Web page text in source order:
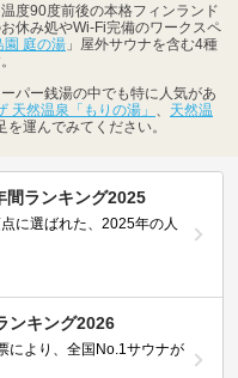
温度90度前後の本格フィンランド
休み処やWi-Fi完備のワークスペ
園 庭の湯 」屋外サウナを含む4種
パー銭湯の中でも特に人気があ
天然温泉「もりの湯」 、 天然温
運んでみてください。
間ランキング2025
に選ばれた、2025年の人
ンキング2026
により、全国No.1サウナが